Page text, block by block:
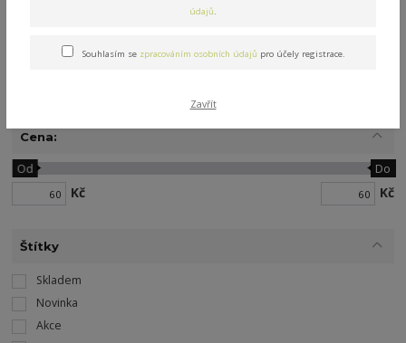
Cena:
Kč
Od Do
Kč
Štítky
Skladem
Novinka
Akce
údajů.
Souhlasím se zpracováním osobních údajů pro účely registrace.
Zavřít